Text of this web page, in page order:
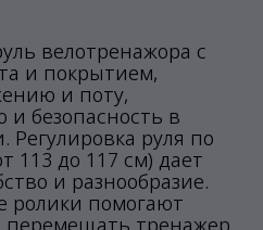
велотренажора с
и покрытием,
и поту,
и безопасность в
Регулировка руля по
113 до 117 см) дает
и разнообразие.
ролики помогают
перемещать тренажер